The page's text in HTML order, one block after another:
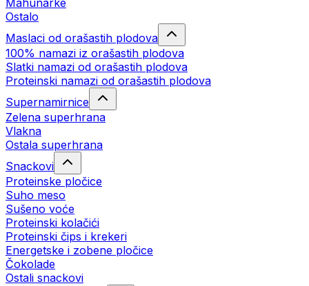
Mahunarke
Ostalo
Maslaci od orašastih plodova
100% namazi iz orašastih plodova
Slatki namazi od orašastih plodova
Proteinski namazi od orašastih plodova
Supernamirnice
Zelena superhrana
Vlakna
Ostala superhrana
Snackovi
Proteinske pločice
Suho meso
Sušeno voće
Proteinski kolačići
Proteinski čips i krekeri
Energetske i zobene pločice
Čokolade
Ostali snackovi